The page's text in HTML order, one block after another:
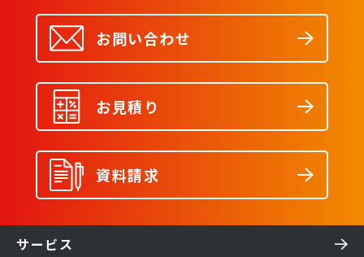
お問い合わせ
お見積り
資料請求
サービス